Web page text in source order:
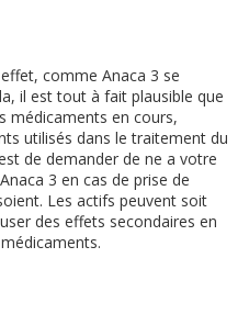
comme Anaca 3 se
il est tout à fait plausible que
médicaments en cours,
utilisés dans le traitement du
de demander de ne a votre
3 en cas de prise de
Les actifs peuvent soit
des effets secondaires en